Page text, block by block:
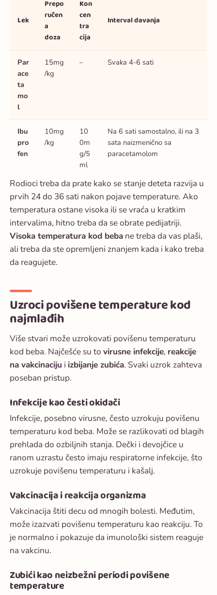
Lek
Prepo
ručen
a
doza
Kon
cen
tra
cija
Interval davanja
Par
ace
ta
mo
l
15mg
/kg
– Svaka 4-6 sati
Ibu
pro
fen
10mg
/kg
10
0m
g/5
ml
Na 6 sati samostalno, ili na 3
sata naizmenično sa
paracetamolom
Rodioci treba da prate kako se stanje deteta razvija u
prvih 24 do 36 sati nakon pojave temperature. Ako
temperatura ostane visoka ili se vraća u kratkim
intervalima, hitno treba da se obrate pedijatriji.
Visoka temperatura kod beba ne treba da vas plaši,
ali treba da ste opremljeni znanjem kada i kako treba
da reagujete.
Uzroci povišene temperature kod
najmlađih
Više stvari može uzrokovati povišenu temperaturu
kod beba. Najčešće su to virusne infekcije, reakcije
na vakcinaciju i izbijanje zubića. Svaki uzrok zahteva
poseban pristup.
Infekcije kao česti okidači
Infekcije, posebno virusne, često uzrokuju povišenu
temperaturu kod beba. Može se razlikovati od blagih
prehlada do ozbiljnih stanja. Dečki i devojčice u
ranom uzrastu često imaju respiratorne infekcije, što
uzrokuje povišenu temperaturu i kašalj.
Vakcinacija i reakcija organizma
Vakcinacija štiti decu od mnogih bolesti. Međutim,
može izazvati povišenu temperaturu kao reakciju. To
je normalno i pokazuje da imunološki sistem reaguje
na vakcinu.
Zubići kao neizbežni periodi povišene
temperature